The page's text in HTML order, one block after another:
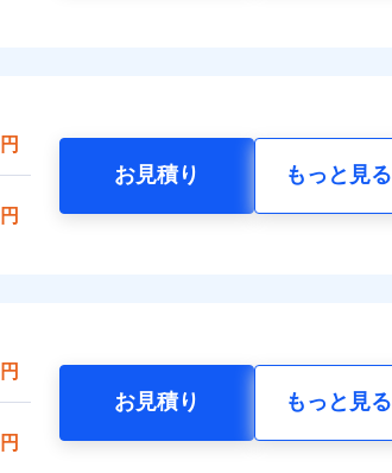
円
円
お見積り もっと見る
円
円
お見積り もっと見る